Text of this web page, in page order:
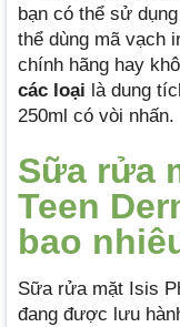
bạn có thể sử
thể dùng mã vạch
chính hãng hay
các loại là dung
250ml có vòi nhấn.
Sữa rửa
Teen
bao
Sữa rửa mặt Isis
đang được lưu